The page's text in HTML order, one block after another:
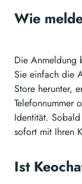
Wie
Die Anmeldung
Sie einfach die
Store herunter,
Telefonnummer
Identität.
sofort mit Ihren
Ist